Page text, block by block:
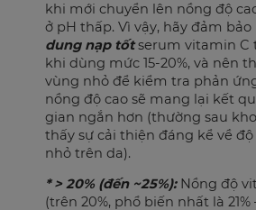
khi mới chuyển lên nồng độ
ở pH thấp. Vì vậy, hãy đảm
dung nạp tốtserum vitamin C
khi dùng mức 15-20%, và nên
vùng nhỏ để kiểm tra phản
nồng độ cao sẽ mang lại kết
gian ngắn hơn (thường sau
thấy sự cải thiện đáng kể về
nhỏ trên da).
* > 20% (đến ~25%): Nồng độ
(trên 20%, phổ biến nhất là 21%